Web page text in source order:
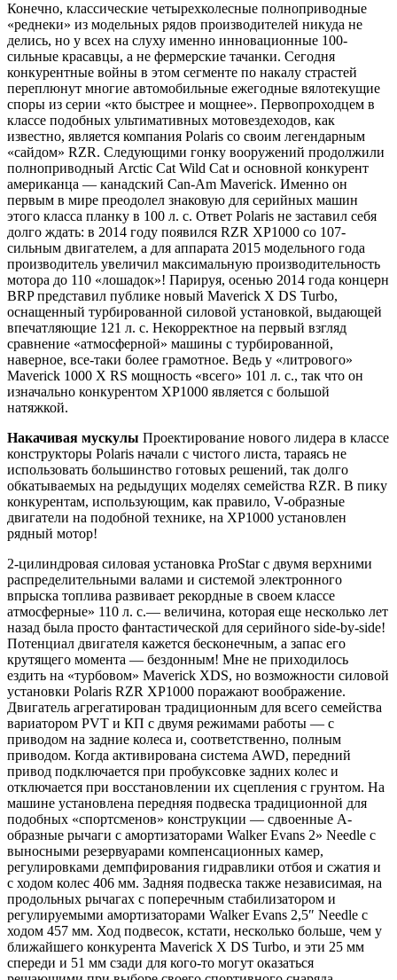
Конечно, классические четырехколесные полноприводные
«реднеки» из модельных рядов производителей никуда не
делись, но у всех на слуху именно инновационные 100-
сильные красавцы, а не фермерские тачанки. Сегодня
конкурентные войны в этом сегменте по накалу страстей
переплюнут многие автомобильные ежегодные вялотекущие
споры из серии «кто быстрее и мощнее». Первопроходцем в
классе подобных ультимативных мотовездеходов, как
известно, является компания Polaris со своим легендарным
«сайдом» RZR. Следующими гонку вооружений продолжили
полноприводный Arctic Cat Wild Cat и основной конкурент
американца — канадский Can-Am Maverick. Именно он
первым в мире преодолел знаковую для серийных машин
этого класса планку в 100 л. с. Ответ Polaris не заставил себя
долго ждать: в 2014 году появился RZR XP1000 со 107-
сильным двигателем, а для аппарата 2015 модельного года
производитель увеличил максимальную производительность
мотора до 110 «лошадок»! Парируя, осенью 2014 года концерн
BRP представил публике новый Maverick X DS Turbo,
оснащенный турбированной силовой установкой, выдающей
впечатляющие 121 л. с. Некорректное на первый взгляд
сравнение «атмосферной» машины с турбированной,
наверное, все-таки более грамотное. Ведь у «литрового»
Maverick 1000 X RS мощность «всего» 101 л. с., так что он
изначально конкурентом XP1000 является с большой
натяжкой.
Накачивая мускулы Проектирование нового лидера в классе
конструкторы Polaris начали с чистого листа, тараясь не
использовать большинство готовых решений, так долго
обкатываемых на редыдущих моделях семейства RZR. В пику
конкурентам, использующим, как правило, V-образные
двигатели на подобной технике, на XP1000 установлен
рядный мотор!
2-цилиндровая силовая установка ProStar с двумя верхними
распределительными валами и системой электронного
впрыска топлива развивает рекордные в своем классе
атмосферные» 110 л. с.— величина, которая еще несколько лет
назад была просто фантастической для серийного side-by-side!
Потенциал двигателя кажется бесконечным, а запас его
крутящего момента — бездонным! Мне не приходилось
ездить на «турбовом» Maverick XDS, но возможности силовой
установки Polaris RZR XP1000 поражают воображение.
Двигатель агрегатирован традиционным для всего семейства
вариатором PVT и КП с двумя режимами работы — с
приводом на задние колеса и, соответственно, полным
приводом. Когда активирована система AWD, передний
привод подключается при пробуксовке задних колес и
отключается при восстановлении их сцепления с грунтом. На
машине установлена передняя подвеска традиционной для
подобных «спортсменов» конструкции — сдвоенные A-
образные рычаги с амортизаторами Walker Evans 2» Needle с
выносными резервуарами компенсационных камер,
регулировками демпфирования гидравлики отбоя и сжатия и
с ходом колес 406 мм. Задняя подвеска также независимая, на
продольных рычагах c поперечным стабилизатором и
регулируемыми амортизаторами Walker Evans 2,5″ Needle с
ходом 457 мм. Ход подвесок, кстати, несколько больше, чем у
ближайшего конкурента Maverick X DS Turbo, и эти 25 мм
спереди и 51 мм сзади для кого-то могут оказаться